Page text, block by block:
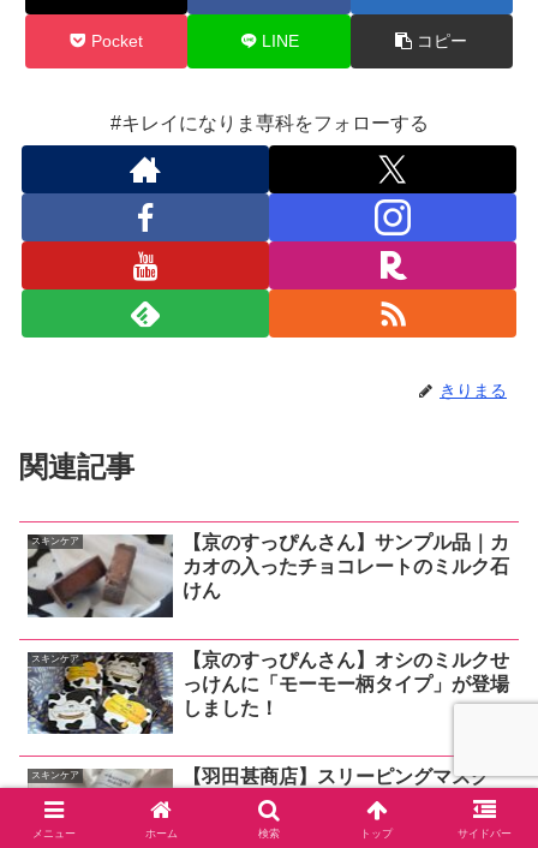
Pocket LINE コピー
#キレイになりま専科をフォローする
きりまる
関連記事
スキンケア
【京のすっぴんさん】サンプル品｜カ
カオの入ったチョコレートのミルク石
けん
スキンケア
【京のすっぴんさん】オシのミルクせ
っけんに「モーモー柄タイプ」が登場
しました！
スキンケア
【羽田甚商店】スリーピングマスク
「okurumi mask」を使ってみました
～しっとり＆ツヤッ♪
メニュー ホーム 検索 トップ サイドバー